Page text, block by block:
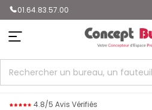
01.64.83.57.00
4.8/5 Avis Vérifiés